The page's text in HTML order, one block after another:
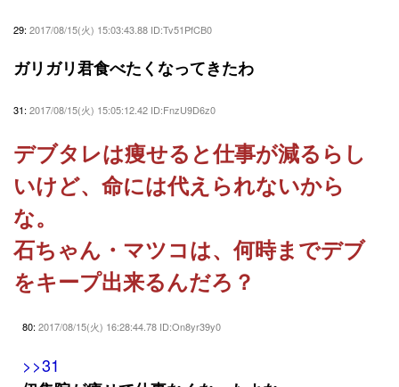
29: 2017/08/15(火) 15:03:43.88 ID:Tv51PfCB0
ガリガリ君食べたくなってきたわ
31: 2017/08/15(火) 15:05:12.42 ID:FnzU9D6z0
デブタレは痩せると仕事が減るらし
いけど、命には代えられないから
な。
石ちゃん・マツコは、何時までデブ
をキープ出来るんだろ？
80: 2017/08/15(火) 16:28:44.78 ID:On8yr39y0
>>31